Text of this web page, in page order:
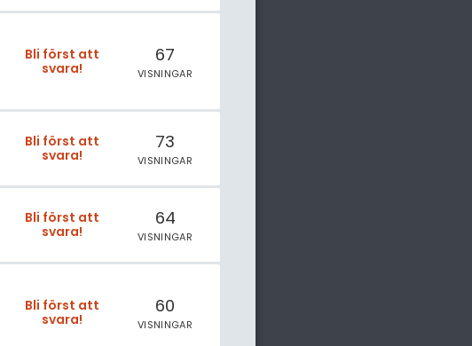
Bli först att
svara!
67
VISNINGAR
Bli först att
svara!
73
VISNINGAR
Bli först att
svara!
64
VISNINGAR
Bli först att
svara!
60
VISNINGAR